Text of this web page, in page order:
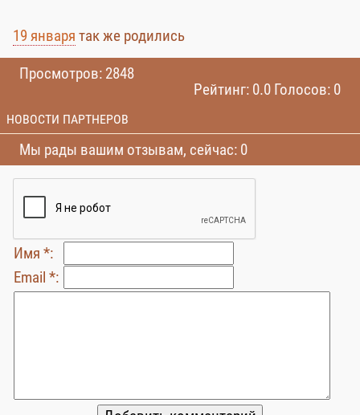
19 января так же родились
Просмотров: 2848
Рейтинг: 0.0 Голосов: 0
НОВОСТИ ПАРТНЕРОВ
Мы рады вашим отзывам, сейчас: 0
Имя *:
Email *: